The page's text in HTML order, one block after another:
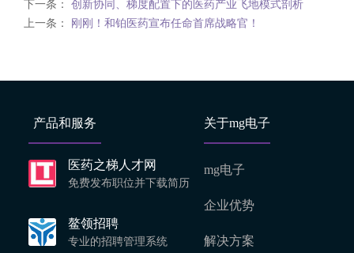
下一条： 创新协同、梯度配置下的医药产业飞地模式剖析
上一条：
刚刚！和铂医药宣布任命首席战略官！
产品和服务
医药之梯人才网
免费发布职位并下载简历
鳌领招聘
专业的招聘管理系统
关于mg电子
mg电子
企业优势
解决方案